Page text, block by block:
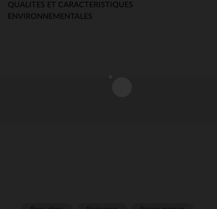
QUALITES ET CARACTERISTIQUES
ENVIRONNEMENTALES